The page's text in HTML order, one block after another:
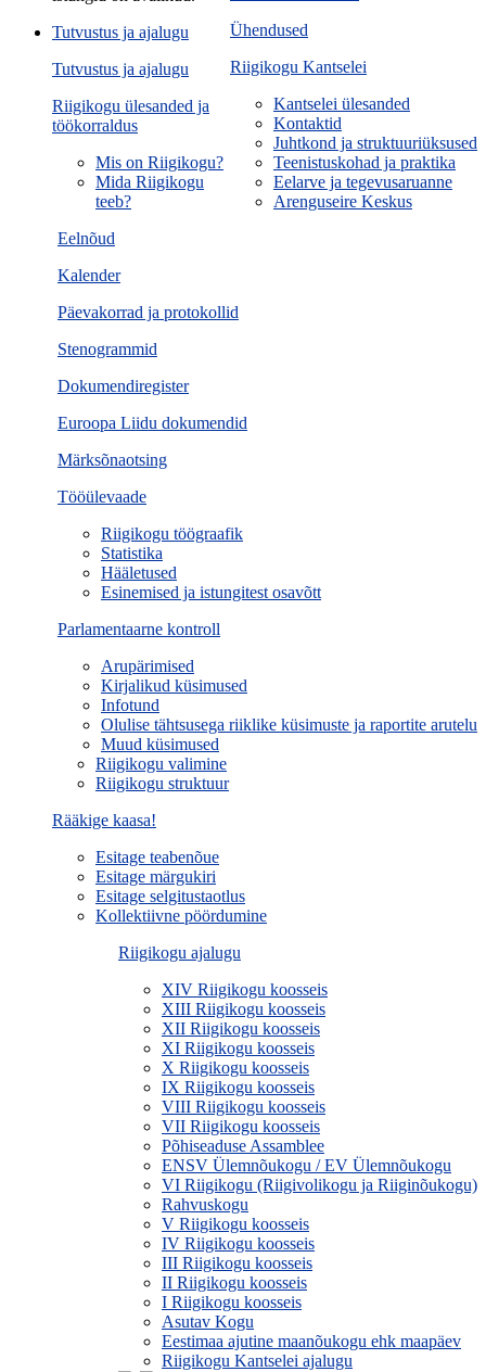
Ühendused
Riigikogu Kantselei
Kantselei ülesanded
Kontaktid
Juhtkond ja struktuuriüksused
Teenistuskohad ja praktika
Eelarve ja tegevusaruanne
Arenguseire Keskus
Eelnõud
Kalender
Päevakorrad ja protokollid
Stenogrammid
Dokumendiregister
Euroopa Liidu dokumendid
Märksõnaotsing
Tööülevaade
Riigikogu töögraafik
Statistika
Hääletused
Esinemised ja istungitest osavõtt
Parlamentaarne kontroll
Arupärimised
Kirjalikud küsimused
Infotund
Olulise tähtsusega riiklike küsimuste ja raportite arutelu
Muud küsimused
Tutvustus ja ajalugu
Tutvustus ja ajalugu
Riigikogu ülesanded ja
töökorraldus
Mis on Riigikogu?
Mida Riigikogu
teeb?
Riigikogu valimine
Riigikogu struktuur
Rääkige kaasa!
Esitage teabenõue
Esitage märgukiri
Esitage selgitustaotlus
Kollektiivne pöördumine
Riigikogu ajalugu
XIV Riigikogu koosseis
XIII Riigikogu koosseis
XII Riigikogu koosseis
XI Riigikogu koosseis
X Riigikogu koosseis
IX Riigikogu koosseis
VIII Riigikogu koosseis
VII Riigikogu koosseis
Põhiseaduse Assamblee
ENSV Ülemnõukogu / EV Ülemnõukogu
VI Riigikogu (Riigivolikogu ja Riiginõukogu)
Rahvuskogu
V Riigikogu koosseis
IV Riigikogu koosseis
III Riigikogu koosseis
II Riigikogu koosseis
I Riigikogu koosseis
Asutav Kogu
Eestimaa ajutine maanõukogu ehk maapäev
Riigikogu Kantselei ajalugu